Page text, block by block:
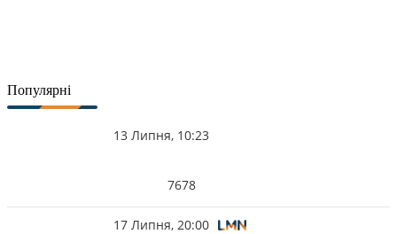
Популярні
13 Липня, 10:23
7678
17 Липня, 20:00